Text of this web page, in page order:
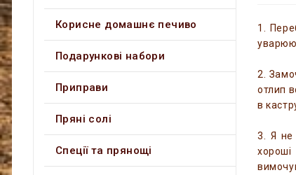
Корисне домашнє печиво
Подарункові набори
Приправи
Пряні солі
Спеції та прянощі
1.
2.
отлип
в
3. Я не